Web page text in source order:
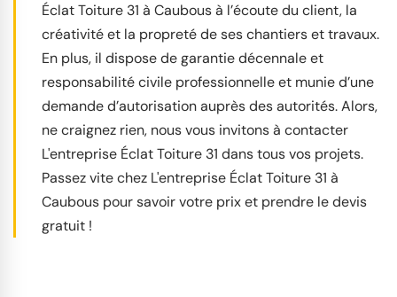
Éclat Toiture 31 à Caubous à l’écoute du client, la
créativité et la propreté de ses chantiers et travaux.
En plus, il dispose de garantie décennale et
responsabilité civile professionnelle et munie d’une
demande d’autorisation auprès des autorités. Alors,
ne craignez rien, nous vous invitons à contacter
L'entreprise Éclat Toiture 31 dans tous vos projets.
Passez vite chez L'entreprise Éclat Toiture 31 à
Caubous pour savoir votre prix et prendre le devis
gratuit !